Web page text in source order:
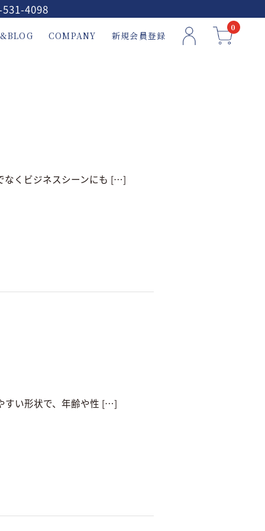
531-4098
COMPANY 新規会員登録
0
なくビジネスシーンにも […]
すい形状で、年齢や性 […]